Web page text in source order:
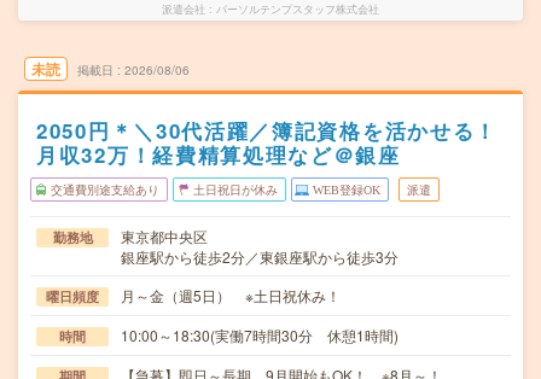
派遣会社 パーソルテンプスタッフ株式会社
未読 掲載日 2026/08/06
2050円＊＼30代活躍／簿記資格を活かせる！
月収32万！経費精算処理など＠銀座
交通費別途支給あり 土日祝日が休み WEB登録OK 派遣
勤務地
東京都中央区
銀座駅から徒歩2分／東銀座駅から徒歩3分
曜日頻度 月～金（週5日） ※土日祝休み！
時間 10:00～18:30(実働7時間30分 休憩1時間)
【急募】即日～長期 9月開始もOK！ ※8月～！